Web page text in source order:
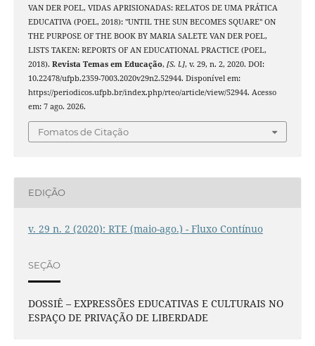
VAN DER POEL, VIDAS APRISIONADAS: RELATOS DE UMA PRÁTICA
EDUCATIVA (POEL, 2018): "UNTIL THE SUN BECOMES SQUARE" ON
THE PURPOSE OF THE BOOK BY MARIA SALETE VAN DER POEL,
LISTS TAKEN: REPORTS OF AN EDUCATIONAL PRACTICE (POEL,
2018). Revista Temas em Educação, [S. l.], v. 29, n. 2, 2020. DOI:
10.22478/ufpb.2359-7003.2020v29n2.52944. Disponível em:
https://periodicos.ufpb.br/index.php/rteo/article/view/52944. Acesso
em: 7 ago. 2026.
Fomatos de Citação
EDIÇÃO
v. 29 n. 2 (2020): RTE (maio-ago.) - Fluxo Contínuo
SEÇÃO
DOSSIÊ – EXPRESSÕES EDUCATIVAS E CULTURAIS NO
ESPAÇO DE PRIVAÇÃO DE LIBERDADE